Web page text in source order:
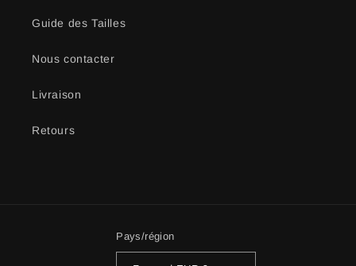
Guide des Tailles
Nous contacter
Livraison
Retours
Pays/région